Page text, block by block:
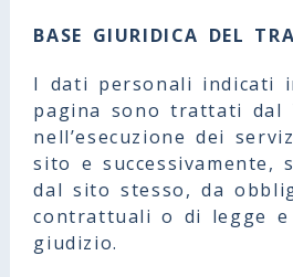
BASE GIURIDICA DEL
I dati personali indicati
pagina sono trattati dal
nell’esecuzione dei
sito e successivamente,
dal sito stesso, da
contrattuali o di legge
giudizio.